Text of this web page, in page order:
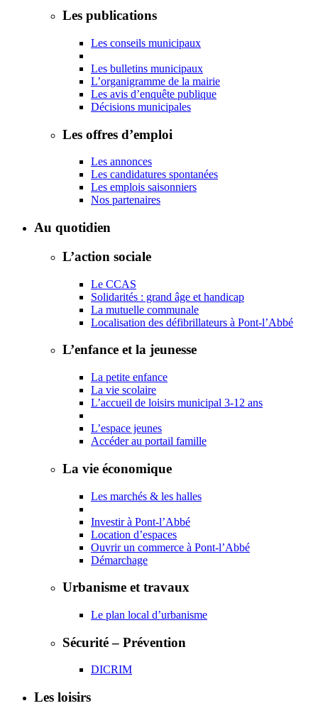
Les publications
Les conseils municipaux
Les bulletins municipaux
L’organigramme de la mairie
Les avis d’enquête publique
Décisions municipales
Les offres d’emploi
Les annonces
Les candidatures spontanées
Les emplois saisonniers
Nos partenaires
Au quotidien
L’action sociale
Le CCAS
Solidarités : grand âge et handicap
La mutuelle communale
Localisation des défibrillateurs à Pont-l’Abbé
L’enfance et la jeunesse
La petite enfance
La vie scolaire
L’accueil de loisirs municipal 3-12 ans
L’espace jeunes
Accéder au portail famille
La vie économique
Les marchés & les halles
Investir à Pont-l’Abbé
Location d’espaces
Ouvrir un commerce à Pont-l’Abbé
Démarchage
Urbanisme et travaux
Le plan local d’urbanisme
Sécurité – Prévention
DICRIM
Les loisirs